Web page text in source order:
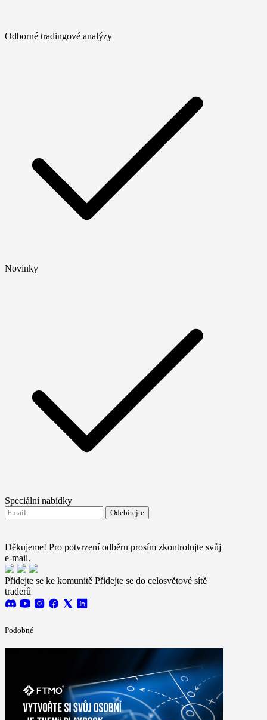
Odborné tradingové analýzy
Novinky
Speciální nabídky
Odebírejte
Děkujeme! Pro potvrzení odběru prosím zkontrolujte svůj
e-mail.
Přidejte se ke komunitě Přidejte se do celosvětové sítě
traderů
Podobné